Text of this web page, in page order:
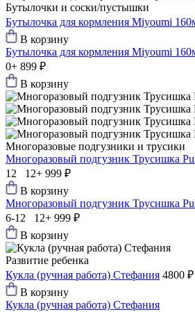
Бутылочки и соски/пустышки
Бутылочка для кормления Miyoumi
В корзину
Бутылочка для кормления Miyoumi
0+ 899 ₽
В корзину
Многоразовые подгузники и трусики
Многоразовый подгузник Трусишка
12 12+ 999 ₽
В корзину
Многоразовый подгузник Трусишка
6-12 12+ 999 ₽
В корзину
Развитие ребенка
Кукла (ручная работа) Стефания 4800 ₽
В корзину
Кукла (ручная работа) Стефания